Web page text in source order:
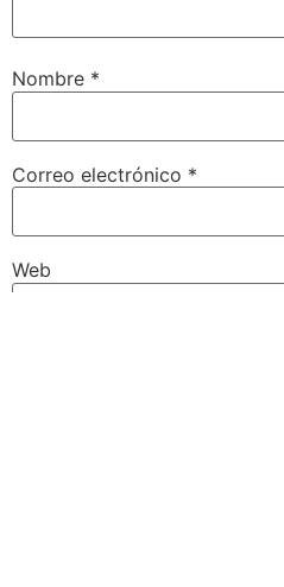
Nombre *
Correo electrónico *
Web